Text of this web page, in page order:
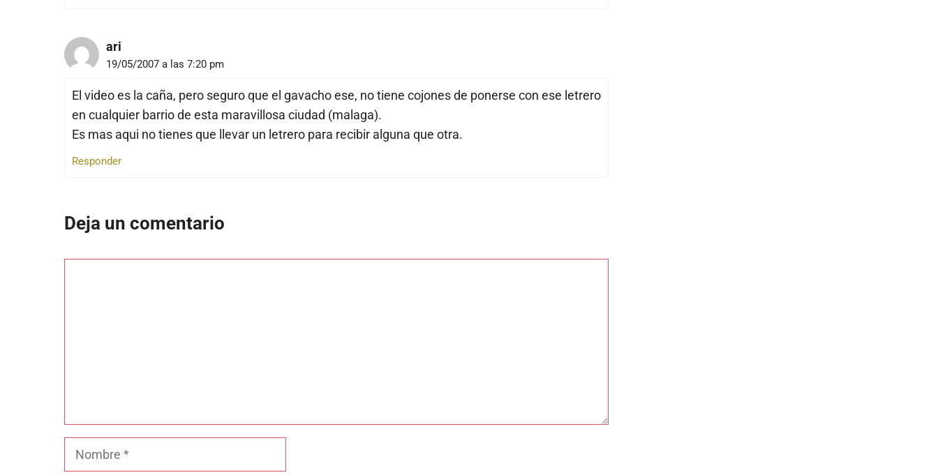
ari
19/05/2007 a las 7:20 pm
El video es la caña, pero seguro que el gavacho ese, no tiene cojones de ponerse con ese letrero
en cualquier barrio de esta maravillosa ciudad (malaga).
Es mas aqui no tienes que llevar un letrero para recibir alguna que otra.
Responder
Deja un comentario
Nombre